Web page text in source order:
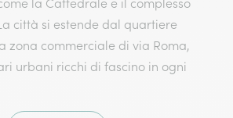
la Cattedrale e il complesso
città si estende dal quartiere
zona commerciale di via Roma,
urbani ricchi di fascino in ogni